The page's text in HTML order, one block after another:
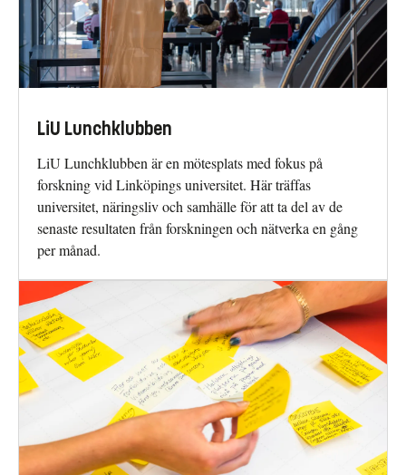
LiU Lunchklubben
LiU Lunchklubben är en mötesplats med fokus på
forskning vid Linköpings universitet. Här träffas
universitet, näringsliv och samhälle för att ta del av de
senaste resultaten från forskningen och nätverka en gång
per månad.